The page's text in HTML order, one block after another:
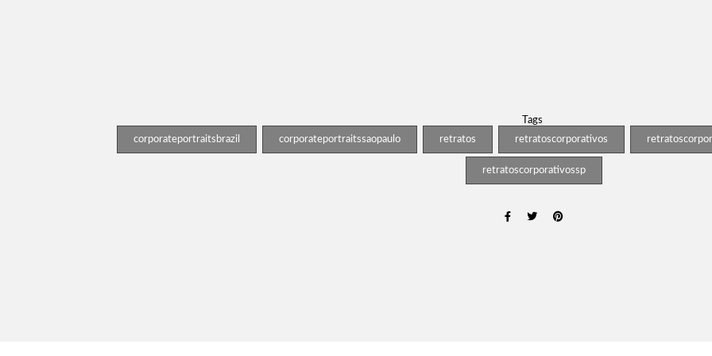
Tags
corporateportraitsbrazil
corporateportraitssaopaulo retratos retratoscorporativos
retratoscorporativossp